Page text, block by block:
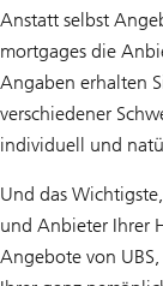
Anstatt selbst
mortgages die
Angaben erhalten
verschiedener
individuell und
Und das
und Anbieter Ihrer
Angebote von